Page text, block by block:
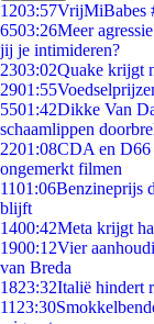
1203:57VrijMiBabes
6503:26Meer
jij je intimideren?
2303:02Quake krijgt
2901:55
5501:42Dikke Van
schaamlippen
2201:08CDA en D66
ongemerkt filmen
1101:06Benzineprijs
blijft
1400:42Meta krijgt
1900:12Vier
van Breda
1823:32Italië hindert
11 23:30